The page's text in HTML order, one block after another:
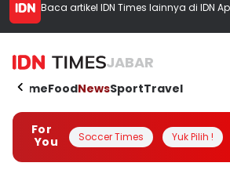
Baca artikel IDN Times lainnya di IDN
JABAR
HomeFoodNewsSportTravel
For
You
Soccer Times Yuk Pilih !